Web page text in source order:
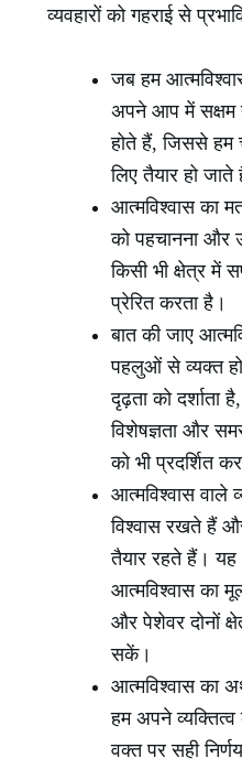
व्यवहारों को गहराई से
जब हम
अपने आप में सक्षम
होते हैं, जिससे हम
लिए तैयार हो जाते
आत्मविश्वास का
को पहचानना और
किसी भी क्षेत्र में
प्रेरित करता है।
बात की जाए
पहलुओं से व्यक्त
दृढ़ता को दर्शाता
विशेषज्ञता और
को भी प्रदर्शित
आत्मविश्वास वाले
विश्वास रखते हैं
तैयार रहते हैं।
आत्मविश्वास का
और पेशेवर दोनों
सकें।
आत्मविश्वास का
हम अपने
वक्त पर सही